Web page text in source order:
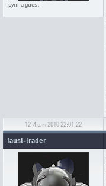
Группаguest
12 Июля 2010 22:01:22
faust-trader